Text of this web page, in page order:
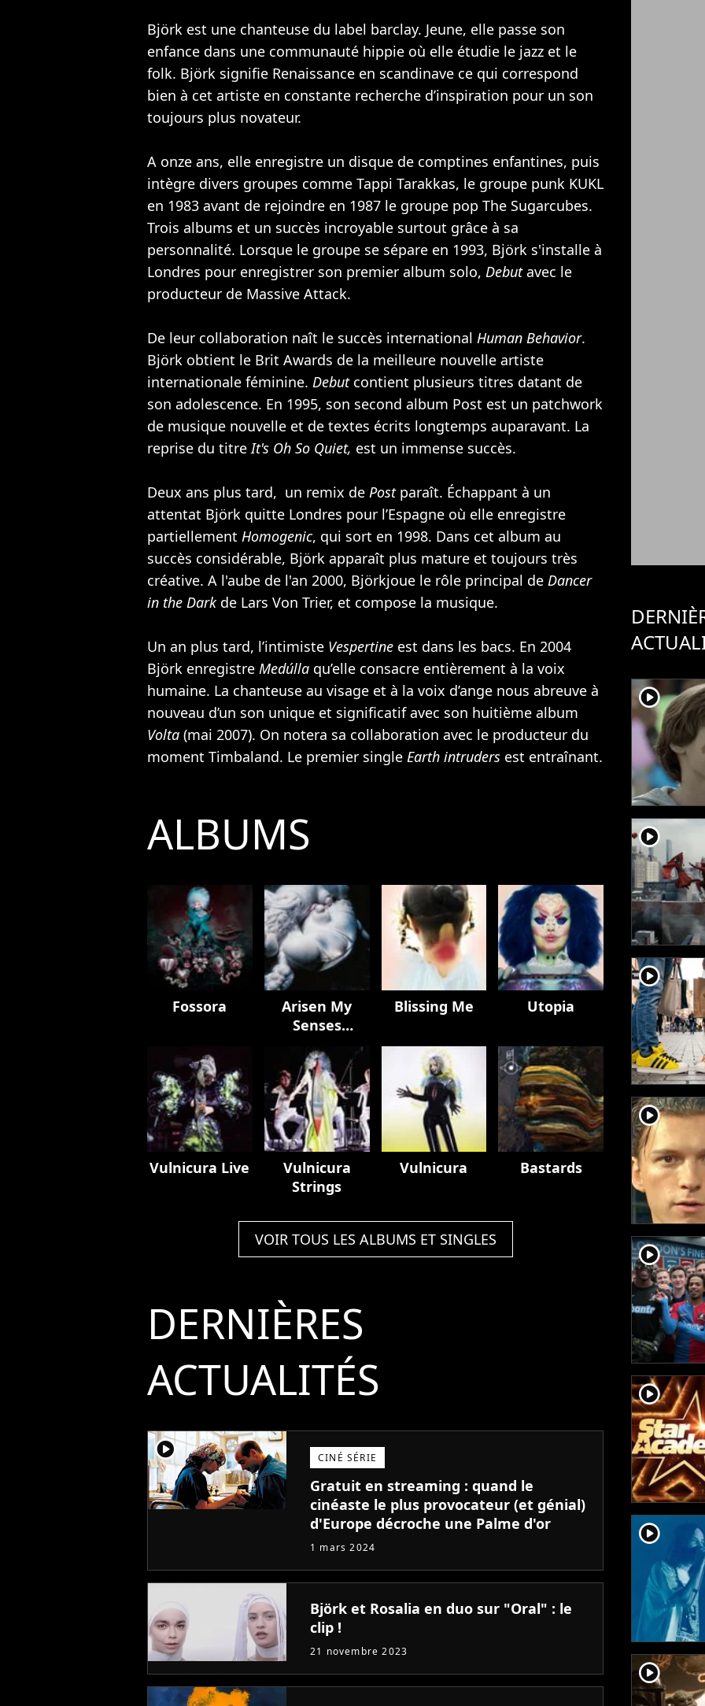
Björk est une chanteuse du label barclay. Jeune, elle passe son
enfance dans une communauté hippie où elle étudie le jazz et le
folk. Björk signifie Renaissance en scandinave ce qui correspond
bien à cet artiste en constante recherche d’inspiration pour un son
toujours plus novateur.
A onze ans, elle enregistre un disque de comptines enfantines, puis
intègre divers groupes comme Tappi Tarakkas, le groupe punk KUKL
en 1983 avant de rejoindre en 1987 le groupe pop The Sugarcubes.
Trois albums et un succès incroyable surtout grâce à sa
personnalité. Lorsque le groupe se sépare en 1993, Björk s'installe à
Londres pour enregistrer son premier album solo, Debutavec le
producteur de Massive Attack.
De leur collaboration naît le succès international Human Behavior.
Björk obtient le Brit Awards de la meilleure nouvelle artiste
internationale féminine. Debutcontient plusieurs titres datant de
son adolescence. En 1995, son second album Post est un patchwork
de musique nouvelle et de textes écrits longtemps auparavant. La
reprise du titreIt's Oh So Quiet, est un immense succès.
Deux ans plus tard, un remix de Post paraît. Échappant à un
attentat Björk quitte Londres pour l’Espagne où elle enregistre
partiellement Homogenic, qui sort en 1998. Dans cet album au
succès considérable, Björk apparaît plus mature et toujours très
créative. A l'aube de l'an 2000, Björkjoue le rôle principal de Dancer
in the Dark de Lars Von Trier, et compose la musique.
Un an plus tard, l’intimiste Vespertine est dans les bacs. En 2004
Björk enregistre Medúlla qu’elle consacre entièrement à la voix
humaine. La chanteuse au visage et à la voix d’ange nous abreuve à
nouveau d’un son unique et significatif avec son huitième album
Volta (mai 2007). On notera sa collaboration avec le producteur du
moment Timbaland. Le premier single Earth intruders est entraînant.
ALBUMS
Fossora
Arisen My
Senses
Blissing Me Utopia
Vulnicura Live
Vulnicura
Strings
Vulnicura Bastards
VOIR TOUS LES ALBUMS ET SINGLES
DERNIÈRES
ACTUALITÉS
player2 CINÉ SÉRIE
Gratuit en streaming : quand le
cinéaste le plus provocateur (et génial)
d'Europe décroche une Palme d'or
1 mars 2024
Björk et Rosalia en duo sur "Oral" : le
clip !
21 novembre 2023
player2
player2
player2
player2
player2
player2
player2
player2